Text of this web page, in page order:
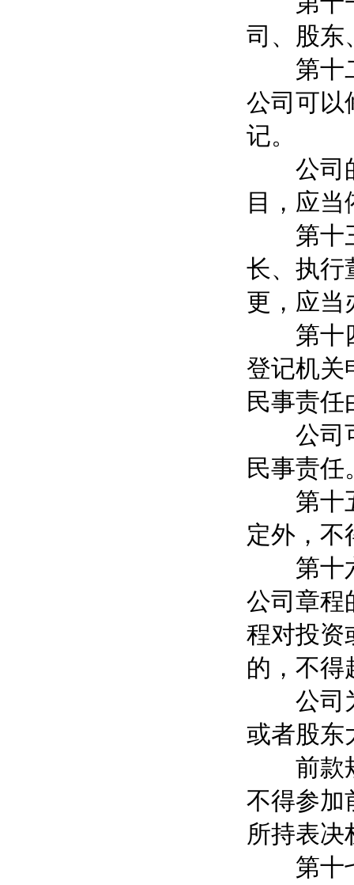
司、股东
第十二
公司可以
记。
公司的
目，应
第十三
长、执行
更，应当
第十四
登记机关
民事责任
公司可
民事责任
第十五
定外，不
第十六
公司章程
程对投资
的，不得
公司为
或者股东
前款规
不得参加
所持表决
第十七